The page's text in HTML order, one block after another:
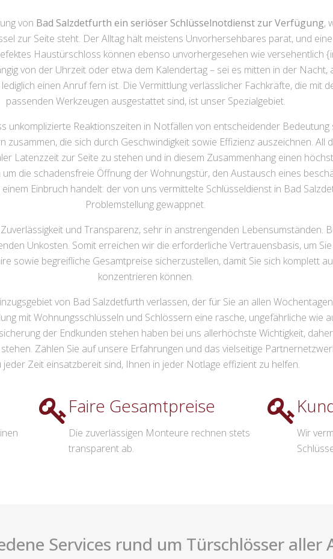
von Bad Salzdetfurth ein seriöser Schlüsselnotdienst zur Verfügung,
zur Seite steht. Der Alltag hält meistens Unvorhersehbares parat, und
Haustürschloss können ebenso unvorhergesehen wie versehentlich
von der Uhrzeit oder etwa dem Kalendertag – sei es mitten in der
einen Anruf fern ist. Die Vermittlung verlässlicher Fachkräfte, die mit
passenden Werkzeugen ausgestattet sind, ist unser Spezialgebiet.
unkomplizierte Reaktionszeiten in Notfällen von entscheidender
die sich durch Geschwindigkeit sowie Effizienz auszeichnen. All
Latenzzeit zur Seite zu stehen und in diesem Zusammenhang einen
die schadensfreie Öffnung der Wohnungstür, den Austausch eines
Einbruch handelt: der von uns vermittelte Schlüsseldienst in Bad
Problemstellung gewappnet.
und Transparenz, sehr in anstrengenden Lebensumständen.
Unkosten. Somit erreichen wir die erforderliche Vertrauensbasis, um
sowie begreifliche Gesamtpreise sicherzustellen, damit Sie sich komplett
konzentrieren können.
von Bad Salzdetfurth verlassen, der für Sie an allen
mit Wohnungsschlüsseln und Schlössern eine rasche, ungefährliche wie
der Endkunden stehen haben bei uns allerhöchste Wichtigkeit,
Zählen Sie auf unsere Erfahrungen und das vielseitige
jeder Zeit einsatzbereit sind, Ihnen in jeder Notlage effizient zu helfen.
Faire Gesamtpreise
Die zuverlässigen Monteure rechnen stets
transparent ab.
Wir
Services rund um Türschlösser aller